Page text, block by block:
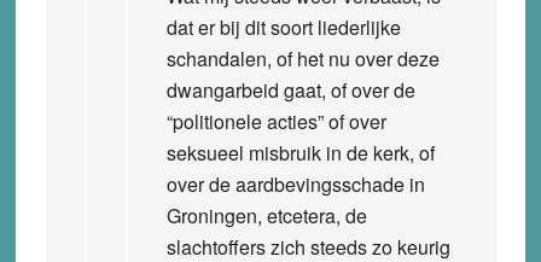
dat er bij dit soort liederlijke
schandalen, of het nu over deze
dwangarbeid gaat, of over de
“politionele acties” of over
seksueel misbruik in de kerk, of
over de aardbevingsschade in
Groningen, etcetera, de
slachtoffers zich steeds zo keurig